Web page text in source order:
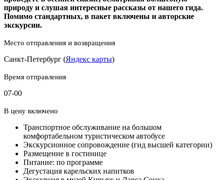
природу и слушая интересные рассказы от нашего гида.
Помимо стандартных, в пакет включены и авторские
экскурсии.
Место отправления и возвращения
Санкт-Петербург (Яндекс карты)
Время отправления
07-00
В цену включено
Транспортное обслуживание на большом
комфортабельном туристическом автобусе
Экскурсионное сопровождение (гид высшей категории)
Размещение в гостинице
Питание: по программе
Дегустация карельских напитков